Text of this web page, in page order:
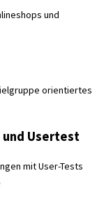
und
orientiertes
Usertest
mit User-Tests